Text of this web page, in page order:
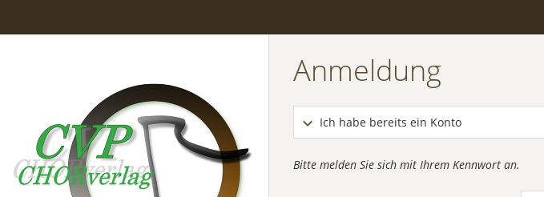
Anmeldung
Ich habe bereits ein Konto
Bitte melden Sie sich mit Ihrem Kennwort an.